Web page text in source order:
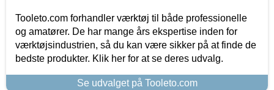
Tooleto.com forhandler værktøj til både professionelle
og amatører. De har mange års ekspertise inden for
værktøjsindustrien, så du kan være sikker på at finde de
bedste produkter. Klik her for at se deres udvalg.
Se udvalget på Tooleto.com